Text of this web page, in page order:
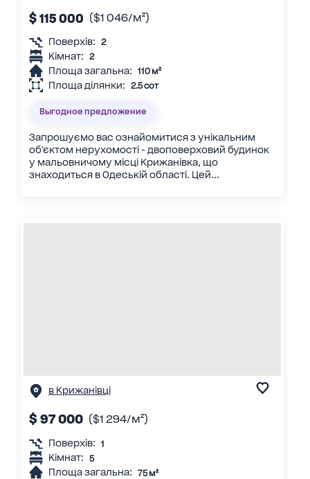
$ 115 000 ($1 046/м²)
Поверхів: 2
Кімнат: 2
Площа загальна: 110 м²
Площа ділянки: 2.5 сот
Выгодное предложение
Запрошуємо вас ознайомитися з унікальним
об'єктом нерухомості - двоповерховий будинок
у мальовничому місці Крижанівка, що
знаходиться в Одеській області. Цей...
в Крижанівці
$ 97 000 ($1 294/м²)
Поверхів: 1
Кімнат: 5
Площа загальна: 75 м²